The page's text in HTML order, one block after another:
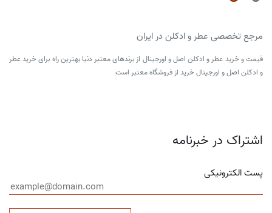
مرجع تخصصی عطر و ادکلن در ایران
قیمت و خرید عطر و ادکلن اصل و اورجینال از برندهای معتبر دنیا بهترین راه برای خرید عطر
و ادکلن اصل و اورجینال خرید از فروشگاه معتبر است
اشتراک در خبرنامه
پست الکترونیکی